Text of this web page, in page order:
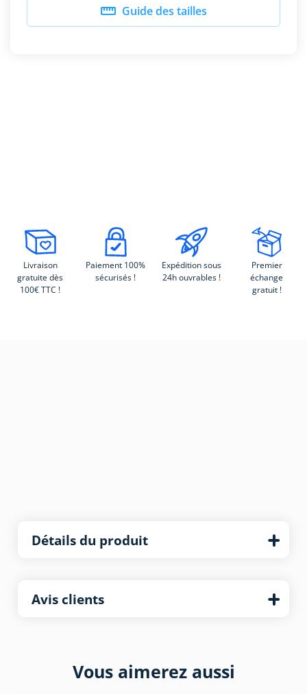
 Guide des tailles
Livraison
gratuite dès
100€ TTC !
Paiement 100%
sécurisés !
Expédition sous
24h ouvrables !
Premier
échange
gratuit !
Détails du produit
Avis clients
Vous aimerez aussi